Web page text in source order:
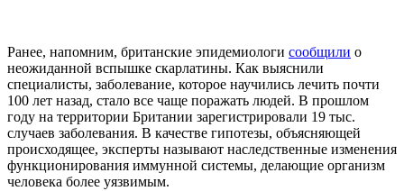
Ранее, напомним, британские эпидемиологи сообщили о
неожиданной вспышке скарлатины. Как выяснили
специалисты, заболевание, которое научились лечить почти
100 лет назад, стало все чаще поражать людей. В прошлом
году на территории Британии зарегистрировали 19 тыс.
случаев заболевания. В качестве гипотезы, объясняющей
происходящее, эксперты называют наследственные изменения
функционирования иммунной системы, делающие организм
человека более уязвимым.